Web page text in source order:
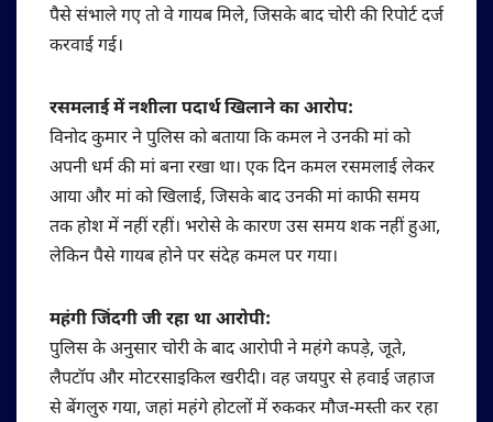
पैसे संभाले गए तो वे गायब मिले, जिसके बाद चोरी की रिपोर्ट दर्ज
करवाई गई।
रसमलाई में नशीला पदार्थ खिलाने का आरोप:
विनोद कुमार ने पुलिस को बताया कि कमल ने उनकी मां को
अपनी धर्म की मां बना रखा था। एक दिन कमल रसमलाई लेकर
आया और मां को खिलाई, जिसके बाद उनकी मां काफी समय
तक होश में नहीं रहीं। भरोसे के कारण उस समय शक नहीं हुआ,
लेकिन पैसे गायब होने पर संदेह कमल पर गया।
महंगी जिंदगी जी रहा था आरोपी:
पुलिस के अनुसार चोरी के बाद आरोपी ने महंगे कपड़े, जूते,
लैपटॉप और मोटरसाइकिल खरीदी। वह जयपुर से हवाई जहाज
से बेंगलुरु गया, जहां महंगे होटलों में रुककर मौज-मस्ती कर रहा